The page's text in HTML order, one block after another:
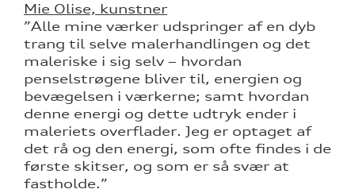
Mie Olise, kunstner
”Alle mine værker udspringer af en dyb
trang til selve malerhandlingen og det
maleriske i sig selv – hvordan
penselstrøgene bliver til, energien og
bevægelsen i værkerne; samt hvordan
denne energi og dette udtryk ender i
maleriets overflader. Jeg er optaget af
det rå og den energi, som ofte findes i de
første skitser, og som er så svær at
fastholde.”